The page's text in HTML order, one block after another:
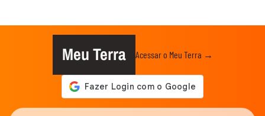
Meu Terra Acessar o Meu Terra →